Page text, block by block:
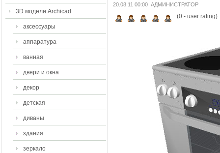
3D модели Archicad
аксессуары
аппаратура
ванная
двери и окна
декор
детская
диваны
здания
зеркало
20.08.11 00:00 АДМИНИСТРАТОР
(0- user rating)